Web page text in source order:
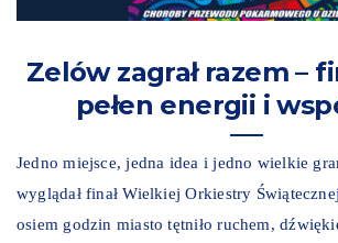
Zelów zagrał razem –
pełen energii i
Jedno miejsce, jedna idea i jedno wielkie
wyglądał finał Wielkiej Orkiestry
osiem godzin miasto tętniło ruchem,